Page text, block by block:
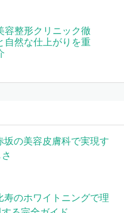
容整形クリニック徹
自然な仕上がりを重
坂の美容皮膚科で実現す
寿のホワイトニングで理